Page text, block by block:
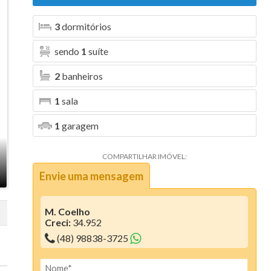
Aura (1)
Blanc Residence (2)
Bosque da Pedra (6)
Bosque dos Girassóis (1)
Bristol Residence (2)
Camboriú Boulevard (2)
Canvas Residence (7)
Centro Comercial Santo Antonio (1)
Ciano Residence (3)
3dormitórios
sendo 1 suíte
2 banheiros
1 sala
1 garagem
COMPARTILHAR IMÓVEL:
Envie uma mensagem
M. Coelho
Creci: 34.952
(48) 98838-3725